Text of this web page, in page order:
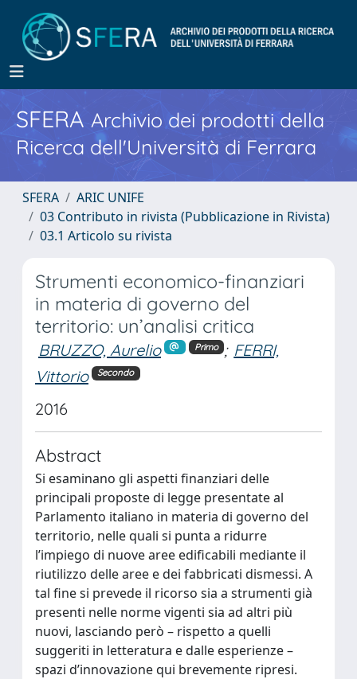
SFERA Archivio dei prodotti della
Ricerca dell'Università di Ferrara
SFERA
ARIC UNIFE
03 Contributo in rivista (Pubblicazione in Rivista)
03.1 Articolo su rivista
Strumenti economico-finanziari
in materia di governo del
territorio: un’analisi critica
BRUZZO, Aurelio Primo ; FERRI,
Vittorio
Secondo
2016
Abstract
Si esaminano gli aspetti finanziari delle
principali proposte di legge presentate al
Parlamento italiano in materia di governo del
territorio, nelle quali si punta a ridurre
l’impiego di nuove aree edificabili mediante il
riutilizzo delle aree e dei fabbricati dismessi. A
tal fine si prevede il ricorso sia a strumenti già
presenti nelle norme vigenti sia ad altri più
nuovi, lasciando però – rispetto a quelli
suggeriti in letteratura e dalle esperienze –
spazi d’innovazione qui brevemente ripresi.